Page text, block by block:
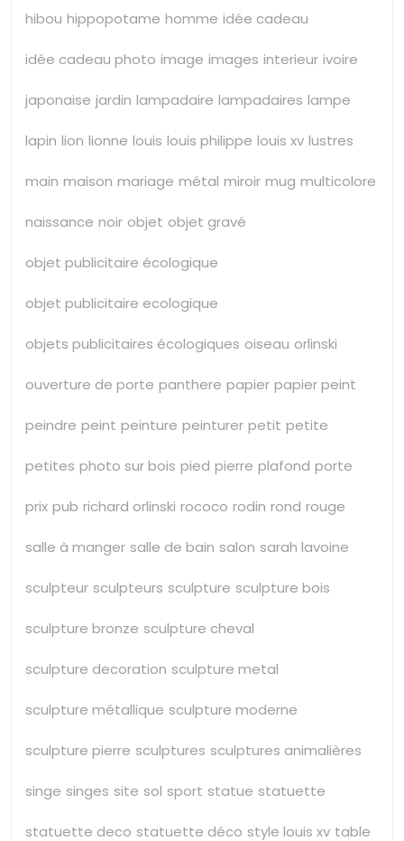
hibou hippopotame homme idée cadeau
idée cadeau photo image images interieur ivoire
japonaise jardin lampadaire lampadaires lampe
lapin lion lionne louis louis philippe louis xv lustres
main maison mariage métal miroir mug multicolore
naissance noir objet objet gravé
objet publicitaire écologique
objet publicitaire ecologique
objets publicitaires écologiques oiseau orlinski
ouverture de porte panthere papier papier peint
peindre peint peinture peinturer petit petite
petites photo sur bois pied pierre plafond porte
prix pub richard orlinski rococo rodin rond rouge
salle à manger salle de bain salon sarah lavoine
sculpteur sculpteurs sculpture sculpture bois
sculpture bronze sculpture cheval
sculpture decoration sculpture metal
sculpture métallique sculpture moderne
sculpture pierre sculptures sculptures animalières
singe singes site sol sport statue statuette
statuette deco statuette déco style louis xv table